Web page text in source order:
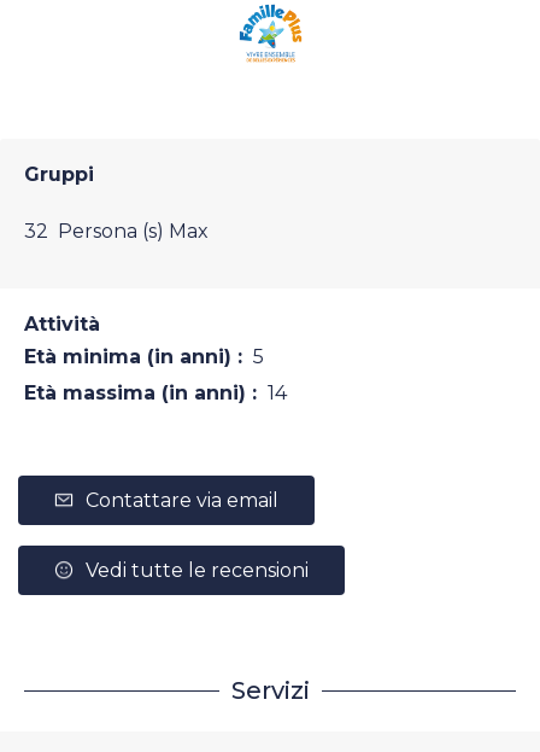
Gruppi
32 Persona (s) Max
Attività
Età minima (in anni) : 5
Età massima (in anni) : 14
Contattare via email
Vedi tutte le recensioni
Servizi